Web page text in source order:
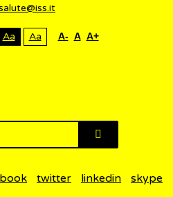
Aa Aa A- A A+
twitter linkedin skype